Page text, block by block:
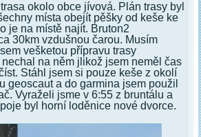
okolo obce jívová. Plán trasy byl
místa obejít pěšky od keše ke
je na místě najít. Bruton2
30km vzdušnou čarou. Musím
vešketou přípravu trasy
na něm jlikož jsem neměl čas
Stáhl jsem si pouze keše z okolí
geoscaut a do garmina jsem použil
Vyraželi jsme v 6:55 z bruntálu a
byl horní loděnice nové dvorce.